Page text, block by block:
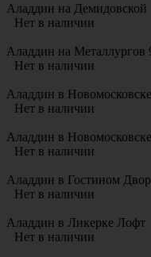
Аладдин на Демидовской
Нет в наличии
Аладдин на Металлургов
Нет в наличии
Аладдин в
Нет в наличии
Аладдин в
Нет в наличии
Аладдин в Гостином
Нет в наличии
Аладдин в Ликерке Лофт
Нет в наличии